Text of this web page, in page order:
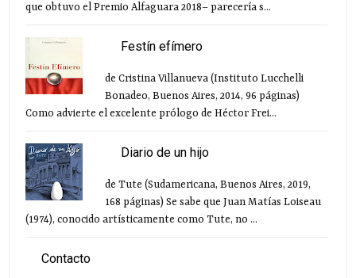
que obtuvo el Premio Alfaguara 2018– parecería s...
Festín efímero
de Cristina Villanueva (Instituto Lucchelli
Bonadeo, Buenos Aires, 2014, 96 páginas)
Como advierte el excelente prólogo de Héctor Frei...
Diario de un hijo
de Tute (Sudamericana, Buenos Aires, 2019,
168 páginas) Se sabe que Juan Matías Loiseau
(1974), conocido artísticamente como Tute, no ...
Contacto